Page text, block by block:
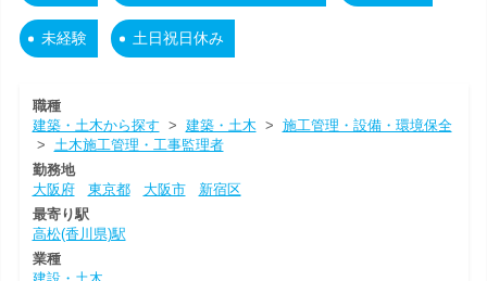
未経験 土日祝日休み
職種
建築・土木から探す > 建築・土木 > 施工管理・設備・環境保全
> 土木施工管理・工事監理者
勤務地
大阪府
東京都 大阪市
新宿区
最寄り駅
高松(香川県)駅
業種